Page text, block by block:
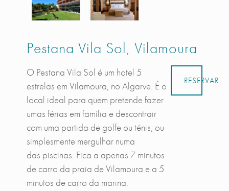
Pestana Vila Sol, Vilamoura
O Pestana Vila Sol é um hotel 5
estrelas em Vilamoura, no Algarve. É o
local ideal para quem pretende fazer
umas férias em família e descontrair
com uma partida de golfe ou ténis, ou
simplesmente mergulhar numa
das piscinas. Fica a apenas 7 minutos
de carro da praia de Vilamoura e a 5
minutos de carro da marina.
RESERVAR